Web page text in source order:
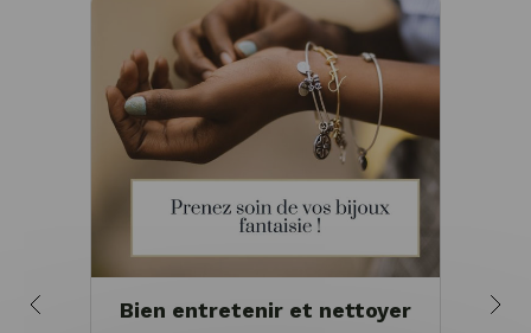
Bien entretenir et nettoyer